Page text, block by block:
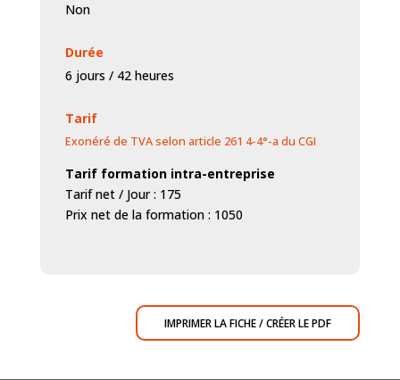
Non
Durée
6 jours / 42 heures
Tarif
Exonéré de TVA selon article 261 4-4°-a du CGI
Tarif formation intra-entreprise
Tarif net / Jour : 175
Prix net de la formation : 1050
IMPRIMER LA FICHE / CRÉER LE PDF